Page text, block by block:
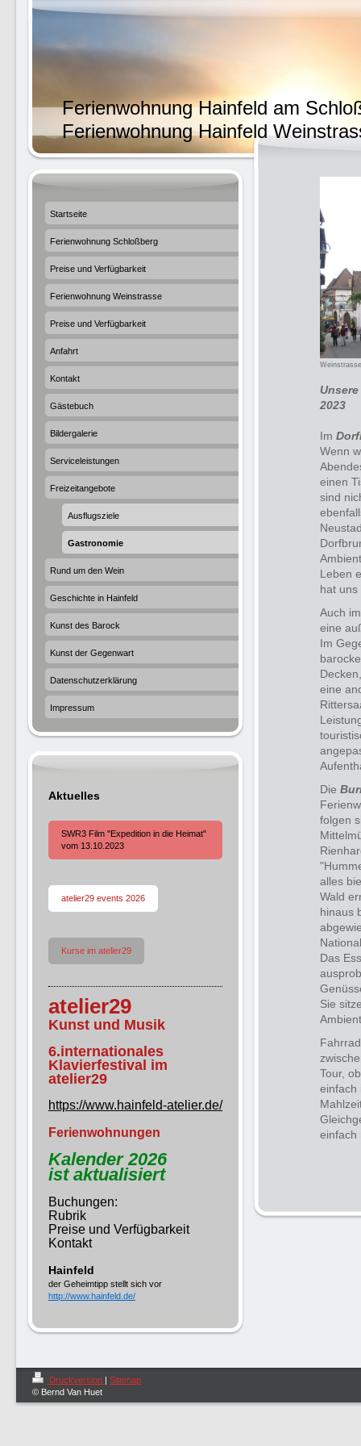
Ferienwohnung Hainfeld am
Ferienwohnung Hainfeld
2023
Im
Wenn
einen
sind
Leben
hat
Auch
eine
Im
eine
Die
folgen
alles
Wald
hinaus
Das
Sie
Tour,
einfach
einfach
Startseite
Ferienwohnung Schloßberg
Preise und Verfügbarkeit
Ferienwohnung Weinstrasse
Preise und Verfügbarkeit
Anfahrt
Kontakt
Gästebuch
Bildergalerie
Serviceleistungen
Freizeitangebote
Ausflugsziele
Gastronomie
Rund um den Wein
Geschichte in Hainfeld
Kunst des Barock
Kunst der Gegenwart
Datenschutzerklärung
Impressum
Aktuelles
SWR3 Film "Expedition in die Heimat"
vom 13.10.2023
atelier29 events 2026
Kurse im atelier29
atelier29
Kunst und Musik
6.internationales
Klavierfestival im
atelier29
https://www.hainfeld-atelier.de/
Ferienwohnungen
Kalender 2026
ist aktualisiert
Buchungen:
Rubrik
Preise und Verfügbarkeit
Kontakt
Hainfeld
der Geheimtipp stellt sich vor
http://www.hainfeld.de/
Druckversion | Sitemap
© Bernd Van Huet